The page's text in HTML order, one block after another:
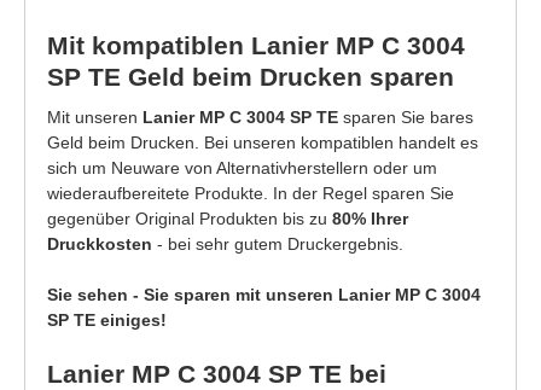
Mit kompatiblen Lanier MP C 3004
SP TE Geld beim Drucken sparen
Mit unseren Lanier MP C 3004 SP TE sparen Sie bares
Geld beim Drucken. Bei unseren kompatiblen handelt es
sich um Neuware von Alternativherstellern oder um
wiederaufbereitete Produkte. In der Regel sparen Sie
gegenüber Original Produkten bis zu 80% Ihrer
Druckkosten - bei sehr gutem Druckergebnis.
Sie sehen - Sie sparen mit unseren Lanier MP C 3004
SP TE einiges!
Lanier MP C 3004 SP TE bei